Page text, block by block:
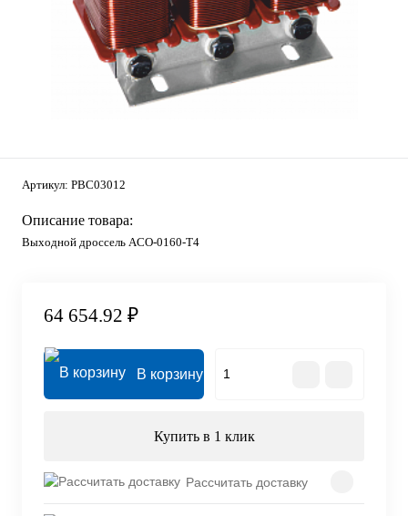
Артикул: PBC03012
Описание товара:
Выходной дроссель ACO-0160-T4
64 654.92 ₽
В корзину
Купить в 1 клик
Рассчитать доставку